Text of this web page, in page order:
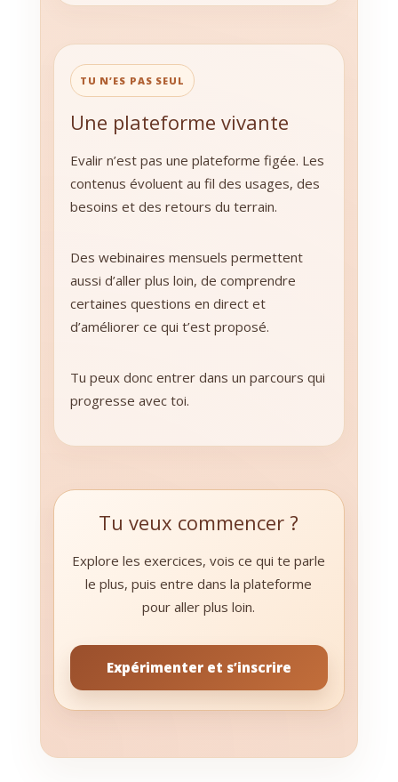
TU N’ES PAS SEUL
Une plateforme vivante
Evalir n’est pas une plateforme figée. Les
contenus évoluent au fil des usages, des
besoins et des retours du terrain.
Des webinaires mensuels permettent
aussi d’aller plus loin, de comprendre
certaines questions en direct et
d’améliorer ce qui t’est proposé.
Tu peux donc entrer dans un parcours qui
progresse avec toi.
Tu veux commencer ?
Explore les exercices, vois ce qui te parle
le plus, puis entre dans la plateforme
pour aller plus loin.
Expérimenter et s’inscrire